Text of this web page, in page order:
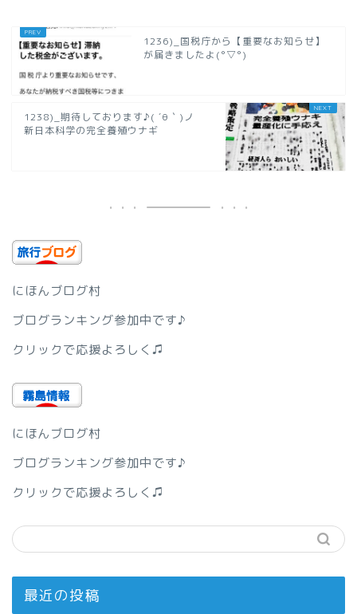
1236)_国税庁から【重要なお知らせ】
が届きましたよ(°▽°)
1238)_期待しております♪( ´θ｀)ノ
新日本科学の完全養殖ウナギ
にほんブログ村
ブログランキング参加中です♪
クリックで応援よろしく♫
にほんブログ村
ブログランキング参加中です♪
クリックで応援よろしく♫
最近の投稿